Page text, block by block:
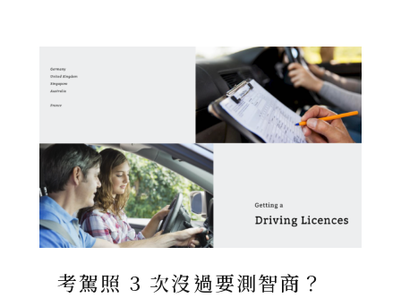
考駕照 3 次沒過要測智商？